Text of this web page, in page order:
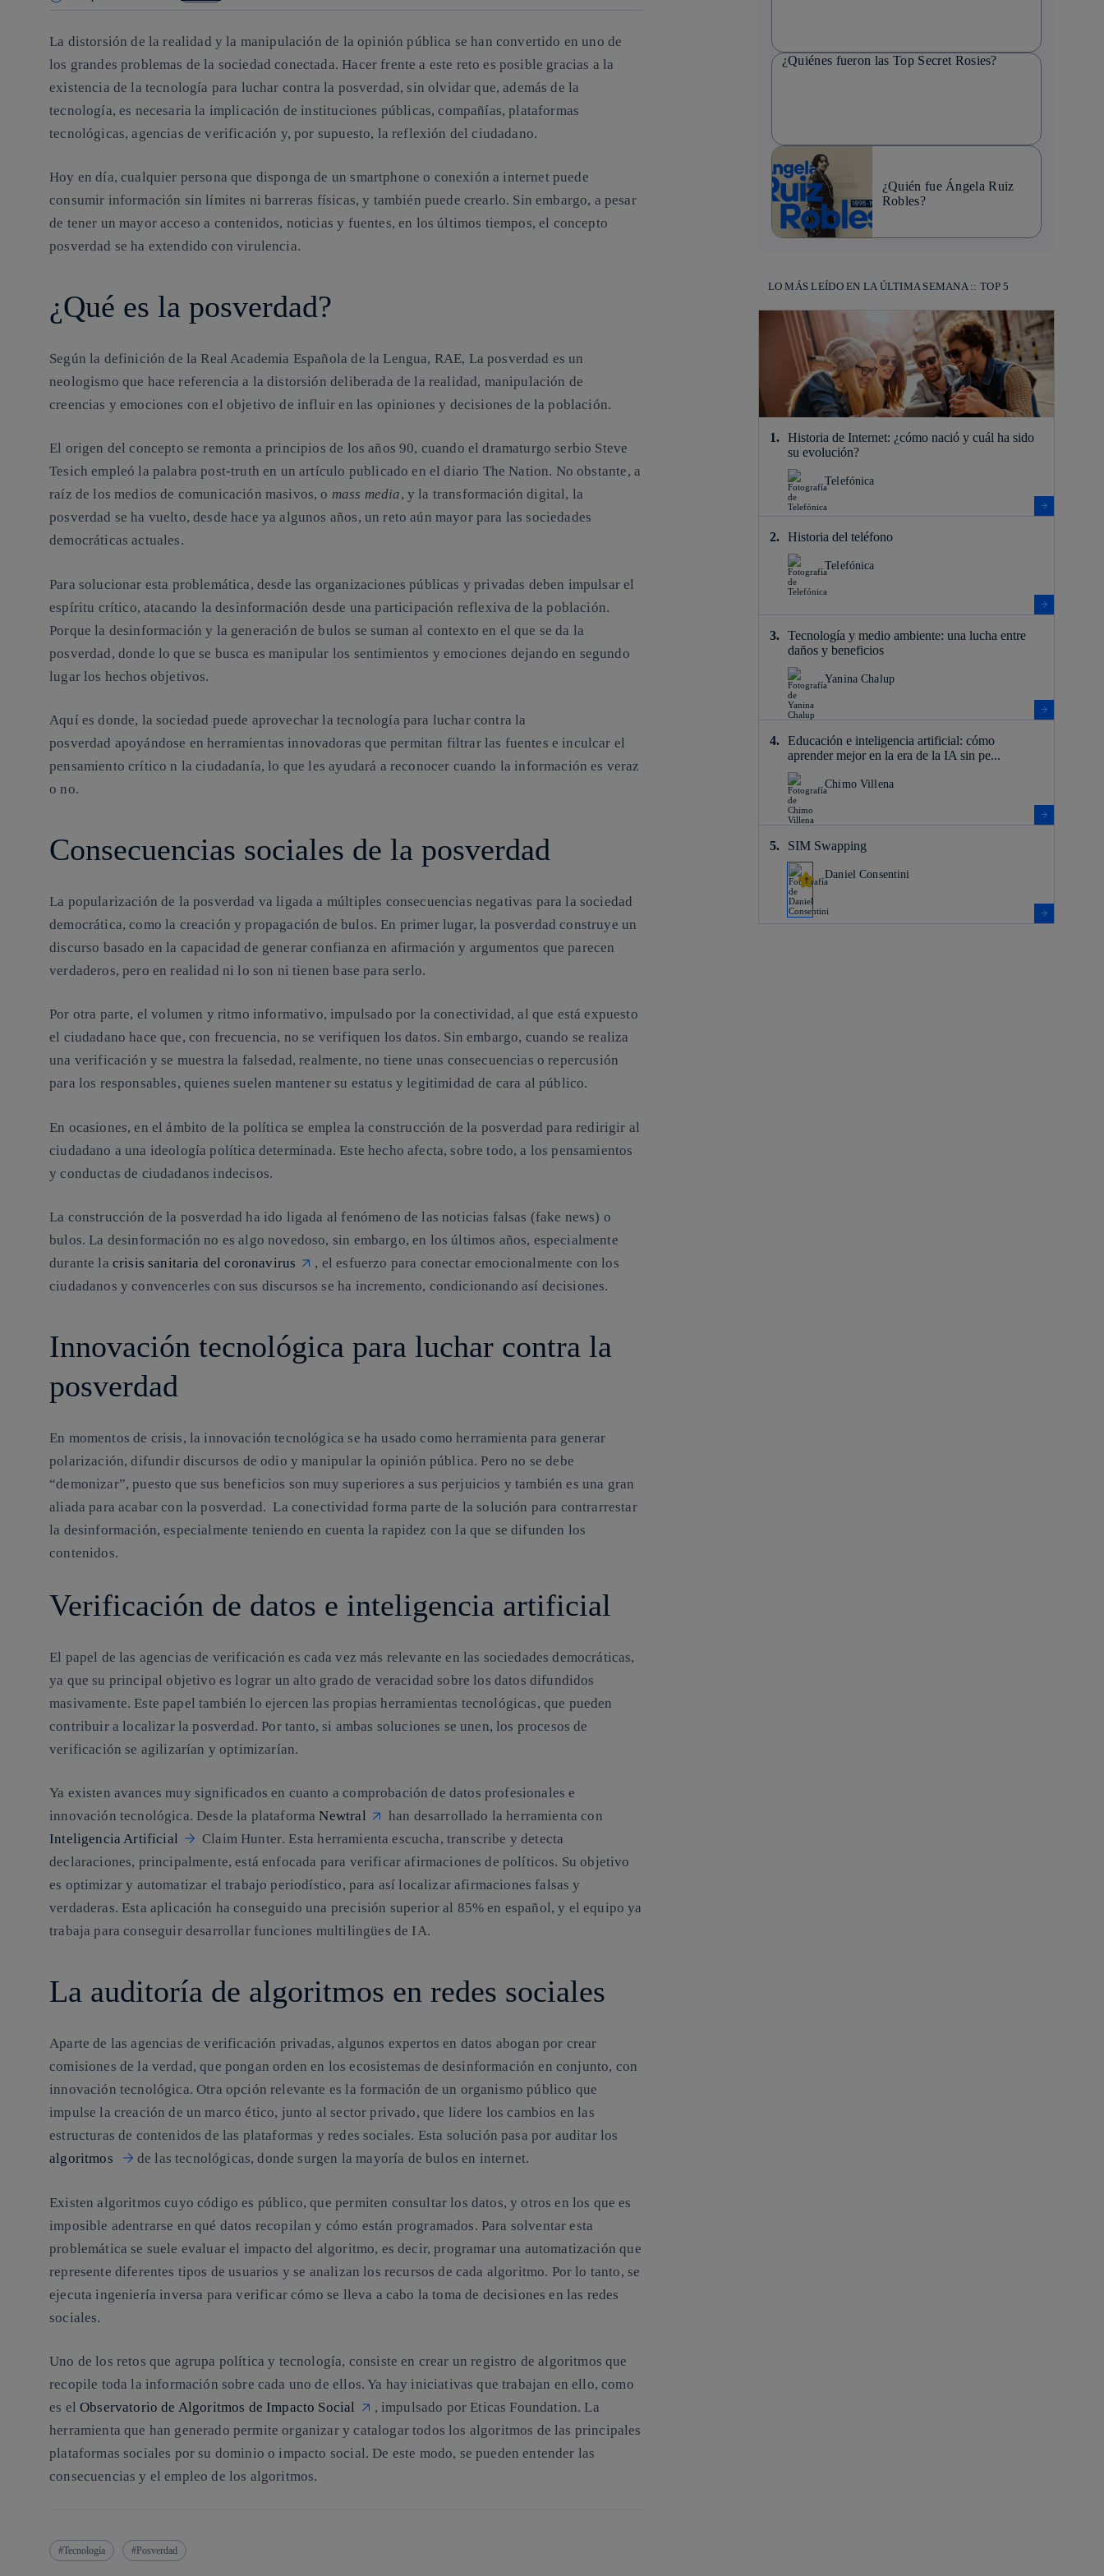
La distorsión de la realidad y la manipulación de la opinión pública se han convertido en uno de
los grandes problemas de la sociedad conectada. Hacer frente a este reto es posible gracias a la
existencia de la tecnología para luchar contra la posverdad, sin olvidar que, además de la
tecnología, es necesaria la implicación de instituciones públicas, compañías, plataformas
tecnológicas, agencias de verificación y, por supuesto, la reflexión del ciudadano.
Hoy en día, cualquier persona que disponga de un smartphone o conexión a internet puede
consumir información sin límites ni barreras físicas, y también puede crearlo. Sin embargo, a pesar
de tener un mayor acceso a contenidos, noticias y fuentes, en los últimos tiempos, el concepto
posverdad se ha extendido con virulencia.
¿Qué es la posverdad?
Según la definición de la Real Academia Española de la Lengua, RAE, La posverdad es un
neologismo que hace referencia a la distorsión deliberada de la realidad, manipulación de
creencias y emociones con el objetivo de influir en las opiniones y decisiones de la población.
El origen del concepto se remonta a principios de los años 90, cuando el dramaturgo serbio Steve
Tesich empleóla palabra post-truth en un artículo publicado en el diario The Nation. No obstante, a
raíz de los medios de comunicación masivos, o mass media, y la transformación digital, la
posverdad se ha vuelto, desde hace ya algunos años, un reto aún mayor para las sociedades
democráticas actuales.
Para solucionar esta problemática, desde las organizaciones públicas y privadas deben impulsar el
espíritu crítico, atacando la desinformación desde una participación reflexiva de la población.
Porque la desinformación y la generación de bulos se suman al contexto en el que se da la
posverdad, donde lo que se busca es manipular los sentimientos y emociones dejando en segundo
lugar los hechos objetivos.
Aquí es donde, la sociedad puede aprovechar la tecnología para luchar contra la
posverdad apoyándose en herramientas innovadoras que permitan filtrar las fuentes e inculcar el
pensamiento crítico n la ciudadanía, lo que les ayudará a reconocer cuando la información es veraz
o no.
Consecuencias sociales de la posverdad
La popularización de la posverdad va ligada a múltiples consecuencias negativas para la sociedad
democrática,como la creación y propagación de bulos. En primer lugar, la posverdad construye un
discurso basado en la capacidad de generar confianza en afirmación y argumentos que parecen
verdaderos, pero en realidad ni lo son ni tienen base para serlo.
Por otra parte, el volumen y ritmo informativo, impulsado por la conectividad, al que está expuesto
el ciudadano hace que, con frecuencia, no se verifiquen los datos. Sin embargo, cuando se realiza
una verificación y se muestra la falsedad, realmente,no tiene unas consecuencias o repercusión
para los responsables, quienes suelen mantener su estatus y legitimidad de cara al público.
En ocasiones, en el ámbito de la política se emplea la construcción de la posverdad para redirigir al
ciudadano a una ideología política determinada. Este hecho afecta, sobre todo, a los pensamientos
y conductas de ciudadanos indecisos.
La construcción de la posverdad ha ido ligada al fenómeno de las noticias falsas (fake news) o
bulos. La desinformación no es algo novedoso, sin embargo, en los últimos años, especialmente
durante la crisis sanitaria del coronavirus
, el esfuerzo para conectar emocionalmente con los
ciudadanos y convencerles con sus discursos se ha incremento, condicionando así decisiones.
Innovación tecnológica para luchar contra la
posverdad
En momentos de crisis, lainnovación tecnológica se ha usado como herramienta para generar
polarización, difundir discursos de odio y manipular la opinión pública. Pero no se debe
“demonizar”, puesto quesus beneficios son muy superiores a sus perjuicios y también es una gran
aliada para acabar con la posverdad. La conectividad forma parte de la solución para contrarrestar
la desinformación, especialmente teniendo en cuenta la rapidez con la que se difunden los
contenidos.
Verificación de datos e inteligencia artificial
El papel de las agencias de verificación es cada vez más relevante en las sociedades democráticas,
ya que su principal objetivo es lograr un alto grado de veracidad sobre los datos difundidos
masivamente. Este papel también lo ejercen las propiasherramientas tecnológicas, que pueden
contribuir a localizar la posverdad. Por tanto, si ambas soluciones se unen, los procesos de
verificación se agilizarían y optimizarían.
Ya existen avances muy significados en cuanto a comprobación de datos profesionales e
innovación tecnológica. Desde la plataforma Newtral
han desarrollado la herramienta con
Inteligencia Artificial
Claim Hunter. Esta herramienta escucha, transcribe y detecta
declaraciones, principalmente, está enfocada para verificar afirmaciones de políticos. Su objetivo
es optimizar y automatizar el trabajo periodístico, para asílocalizar afirmaciones falsas y
verdaderas. Esta aplicación ha conseguido una precisión superior al 85% en español, y el equipo ya
trabaja para conseguir desarrollar funciones multilingües de IA.
La auditoría de algoritmos en redes sociales
Aparte de las agencias de verificación privadas, algunos expertos en datos abogan por crear
comisiones de la verdad, que pongan orden en los ecosistemas de desinformación en conjunto, con
innovación tecnológica. Otra opción relevante es la formación de un organismo público que
impulse la creación de un marco ético, junto al sector privado, que lidere los cambios en las
estructuras de contenidos de las plataformas y redes sociales. Esta solución pasa por auditar los
algoritmos
de las tecnológicas, donde surgen la mayoría de bulos en internet.
Existen algoritmos cuyo código es público, que permiten consultar los datos, y otros en los que es
imposible adentrarse en qué datos recopilan y cómo están programados. Para solventar esta
problemática se suele evaluar el impacto del algoritmo, es decir, programar una automatización que
represente diferentes tipos de usuarios y se analizan los recursos de cada algoritmo. Por lo tanto, se
ejecuta ingeniería inversa para verificar cómo se lleva a cabo la toma de decisiones en las redes
sociales.
Uno de los retos que agrupa política y tecnología, consiste en crear un registro de algoritmos que
recopile toda la información sobre cada uno de ellos. Ya hay iniciativas que trabajan en ello, como
es elObservatorio de Algoritmos de Impacto Social , impulsado porEticas Foundation. La
herramienta que han generado permiteorganizar y catalogar todos los algoritmos de las principales
plataformas sociales por su dominio o impacto social. De este modo, se pueden entender las
consecuencias y el empleo de los algoritmos.
Tecnología Posverdad
¿Quiénes fueron las Top Secret Rosies?
¿Quién fue Ángela Ruiz
Robles?
LO MÁS LEÍDO EN LA ÚLTIMA SEMANA :: TOP 5
Historia de Internet: ¿cómo nació y cuál ha sido
su evolución?
Telefónica
Historia del teléfono
Telefónica
Tecnología y medio ambiente: una lucha entre
daños y beneficios
Yanina Chalup
Educación e inteligencia artificial: cómo
aprender mejor en la era de la IA sin pe...
Chimo Villena
SIM Swapping
Daniel Consentini